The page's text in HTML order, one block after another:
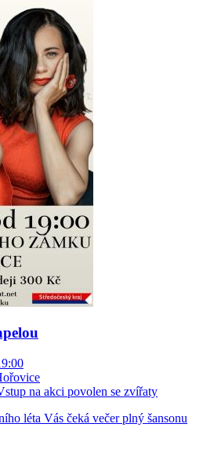
na akci povolen se zvířaty
léta Vás čeká večer plný šansonu